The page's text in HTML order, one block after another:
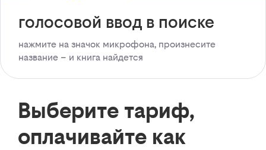
голосовой ввод в поиске
нажмите на значок микрофона, произнесите
название – и книга найдется
Выберите тариф,
оплачивайте как